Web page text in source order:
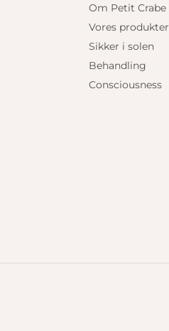
Om Petit Crabe
Vores produkter
Sikker i solen
Behandling
Consciousness